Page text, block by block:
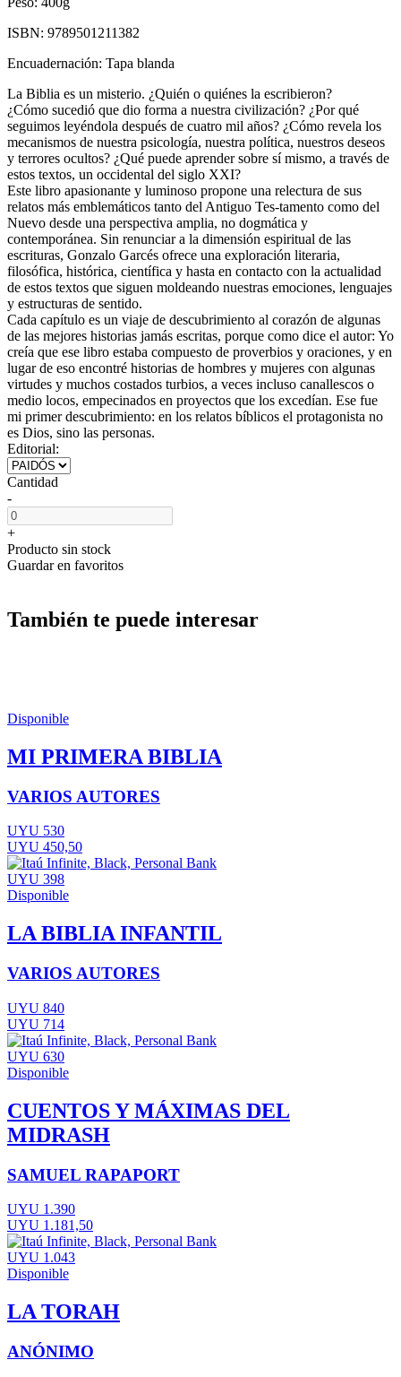
ISBN: 9789501211382
Encuadernación: Tapa blanda
La Biblia es un misterio. ¿Quién o quiénes la escribieron?
¿Cómo sucedió que dio forma a nuestra civilización? ¿Por qué
seguimos leyéndola después de cuatro mil años? ¿Cómo revela los
mecanismos de nuestra psicología, nuestra política, nuestros deseos
y terrores ocultos? ¿Qué puede aprender sobre sí mismo, a través de
estos textos, un occidental del siglo XXI?
Este libro apasionante y luminoso propone una relectura de sus
relatos más emblemáticos tanto del Antiguo Tes-tamento como del
Nuevo desde una perspectiva amplia, no dogmática y
contemporánea. Sin renunciar a la dimensión espiritual de las
escrituras, Gonzalo Garcés ofrece una exploración literaria,
filosófica, histórica, científica y hasta en contacto con la actualidad
de estos textos que siguen moldeando nuestras emociones, lenguajes
y estructuras de sentido.
Cada capítulo es un viaje de descubrimiento al corazón de algunas
de las mejores historias jamás escritas, porque como dice el autor: Yo
creía que ese libro estaba compuesto de proverbios y oraciones, y en
lugar de eso encontré historias de hombres y mujeres con algunas
virtudes y muchos costados turbios, a veces incluso canallescos o
medio locos, empecinados en proyectos que los excedían. Ese fue
mi primer descubrimiento: en los relatos bíblicos el protagonista no
es Dios, sino las personas.
Editorial:
Cantidad
-
+
Producto sin stock
Guardar en favoritos
También te puede interesar
Disponible
MI PRIMERA BIBLIA
VARIOS AUTORES
UYU 530
UYU 450,50
UYU 398
Disponible
LA BIBLIA INFANTIL
VARIOS AUTORES
UYU 840
UYU 714
UYU 630
Disponible
CUENTOS Y MÁXIMAS DEL
MIDRASH
SAMUEL RAPAPORT
UYU 1.390
UYU 1.181,50
UYU 1.043
Disponible
LA TORAH
ANÓNIMO